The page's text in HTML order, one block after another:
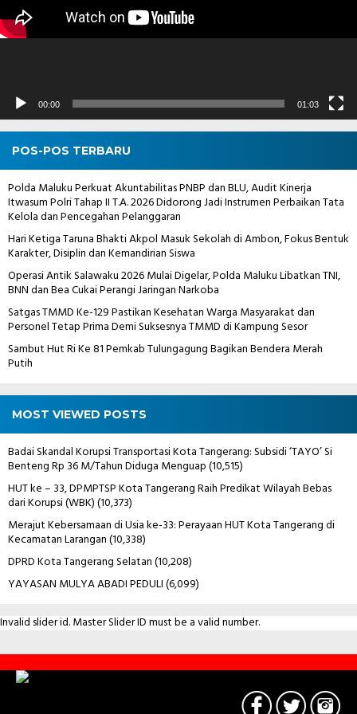
00:00 01:03
POS-POS TERBARU
Polda Maluku Perkuat Akuntabilitas PNBP dan BLU, Audit Kinerja
Itwasum Polri Tahap II T.A. 2026 Didorong Jadi Instrumen Perbaikan Tata
Kelola dan Pencegahan Pelanggaran
Hari Ketiga Taruna Bhakti Akpol Masuk Sekolah di Ambon, Fokus Bentuk
Karakter, Disiplin dan Kemandirian Siswa
Operasi Antik Salawaku 2026 Mulai Digelar, Polda Maluku Libatkan TNI,
BNN dan Bea Cukai Perangi Jaringan Narkoba
Satgas TMMD Ke-129 Pastikan Kesehatan Warga Masyarakat dan
Personel Tetap Prima Demi Suksesnya TMMD di Kampung Sesor
Sambut Hut Ri Ke 81 Pemkab Tulungagung Bagikan Bendera Merah
Putih
MOST VIEWED POSTS
Badai Skandal Korupsi Transportasi Kota Tangerang: Subsidi ‘TAYO’ Si
Benteng Rp 36 M/Tahun Diduga Menguap(10,515)
HUT ke – 33, DPMPTSP Kota Tangerang Raih Predikat Wilayah Bebas
dari Korupsi (WBK)(10,373)
Merajut Kebersamaan di Usia ke-33: Perayaan HUT Kota Tangerang di
Kecamatan Larangan(10,338)
DPRD Kota Tangerang Selatan(10,208)
YAYASAN MULYA ABADI PEDULI(6,099)
Invalid slider id. Master Slider ID must be a valid number.
Contact
Us